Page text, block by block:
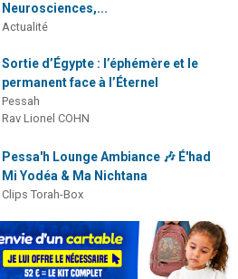
Neurosciences,...
Actualité
Sortie d’Égypte : l’éphémère et le
permanent face à l’Éternel
Pessah
Rav Lionel COHN
Pessa'h Lounge Ambiance 🎶 É'had
Mi Yodéa & Ma Nichtana
Clips Torah-Box
Halakha : comportement d'un juif à
'Hol Hamoed